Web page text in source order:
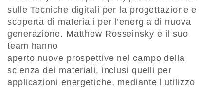
sulle Tecniche digitali per la progettazione e
scoperta di materiali per l’energia di nuova
generazione. Matthew Rosseinsky e il suo
team hanno
aperto nuove prospettive nel campo della
scienza dei materiali, inclusi quelli per
applicazioni energetiche, mediante l’utilizzo